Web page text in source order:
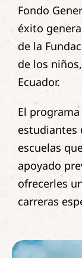
Fondo
éxito
de la
de los
Ecuador.
El
estudiantes
escuelas
apoyado
ofrecerles
carreras